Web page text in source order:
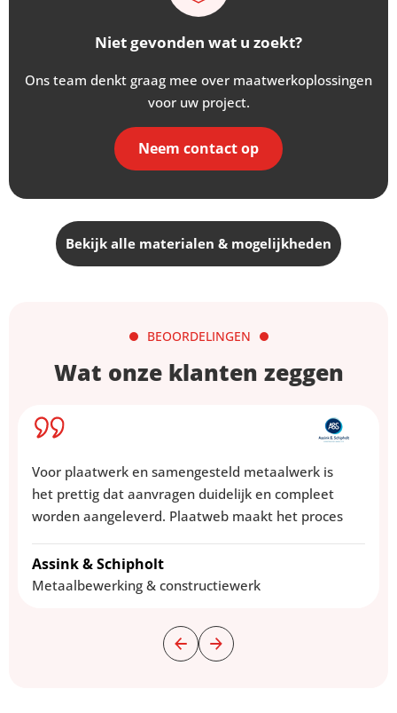
Niet gevonden wat u zoekt?
Ons team denkt graag mee over maatwerkoplossingen
voor uw project.
Neem contact op
Bekijk alle materialen & mogelijkheden
BEOORDELINGEN
Wat onze klanten zeggen
Bij machinebouw draait het om duidelijke
specificaties, maatvoering en betrouwbare
opvolging. Via Plaatweb kunnen technische
beoordeeld.
Mako
Machinebouw & automatisering